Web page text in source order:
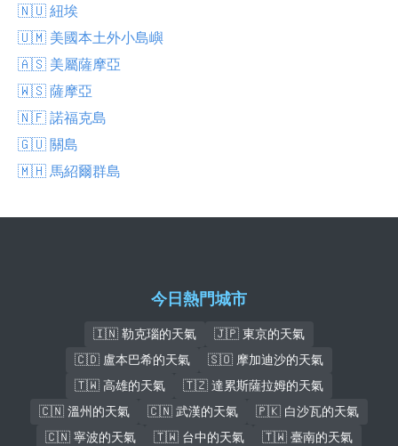
🇳🇺 紐埃
🇺🇲 美國本土外小島嶼
🇦🇸 美屬薩摩亞
🇼🇸 薩摩亞
🇳🇫 諾福克島
🇬🇺 關島
🇲🇭 馬紹爾群島
今日熱門城市
🇮🇳 勒克瑙的天氣
🇯🇵 東京的天氣
🇨🇩 盧本巴希的天氣
🇸🇴 摩加迪沙的天氣
🇹🇼 高雄的天氣
🇹🇿 達累斯薩拉姆的天氣
🇨🇳 溫州的天氣
🇨🇳 武漢的天氣
🇵🇰 白沙瓦的天氣
🇨🇳 寧波的天氣
🇹🇼 台中的天氣 🇹🇼 臺南的天氣